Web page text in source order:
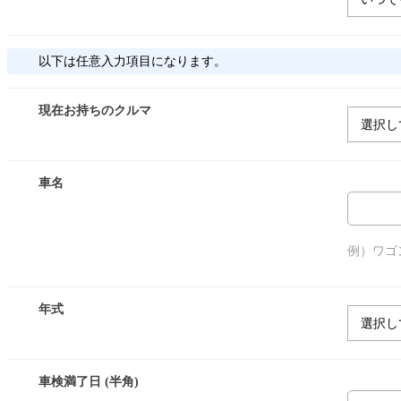
以下は任意入力項目になります。
現在お持ちのクルマ
車名
例）ワゴ
年式
車検満了日 (半角)